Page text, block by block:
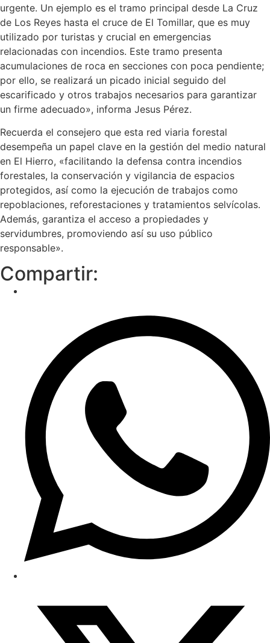
urgente. Un ejemplo es el tramo principal desde La Cruz
de Los Reyes hasta el cruce de El Tomillar, que es muy
utilizado por turistas y crucial en emergencias
relacionadas con incendios. Este tramo presenta
acumulaciones de roca en secciones con poca pendiente;
por ello, se realizará un picado inicial seguido del
escarificado y otros trabajos necesarios para garantizar
un firme adecuado», informa Jesus Pérez.
Recuerda el consejero que esta red viaria forestal
desempeña un papel clave en la gestión del medio natural
en El Hierro, «facilitando la defensa contra incendios
forestales, la conservación y vigilancia de espacios
protegidos, así como la ejecución de trabajos como
repoblaciones, reforestaciones y tratamientos selvícolas.
Además, garantiza el acceso a propiedades y
servidumbres, promoviendo así su uso público
responsable».
Compartir: